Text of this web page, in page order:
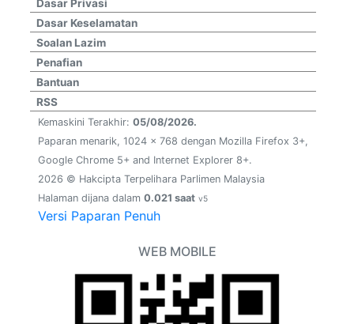
Dasar Privasi
Dasar Keselamatan
Soalan Lazim
Penafian
Bantuan
RSS
Kemaskini Terakhir: 05/08/2026.
Paparan menarik, 1024 x 768 dengan Mozilla Firefox 3+,
Google Chrome 5+ and Internet Explorer 8+.
2026 © Hakcipta Terpelihara Parlimen Malaysia
Halaman dijana dalam 0.021 saat v5
Versi Paparan Penuh
WEB MOBILE